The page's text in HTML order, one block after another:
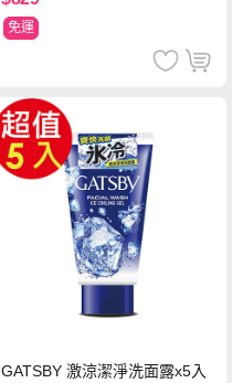
免運
GATSBY 激涼潔淨洗面露x5入